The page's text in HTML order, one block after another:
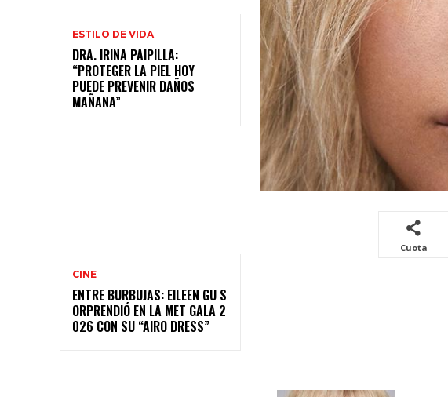
ESTILO DE VIDA
DRA. IRINA PAIPILLA:
“PROTEGER LA PIEL HOY
PUEDE PREVENIR DAÑOS
MAÑANA”
CINE
ENTRE BURBUJAS: EILEEN GU S
ORPRENDIÓ EN LA MET GALA 2
026 CON SU “AIRO DRESS”
Cuota